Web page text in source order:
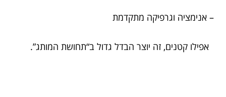
– אנימציה וגרפיקה מתקדמת
אפילו קטנים, זה יוצר הבדל גדול ב“תחושת המותג”.